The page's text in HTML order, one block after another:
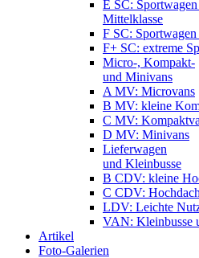
E SC:
Mittelklasse
F SC:
F+ SC: extreme
Micro-, Kompakt-
und Minivans
A MV: Microvans
B MV: kleine
C MV:
D MV: Minivans
Lieferwagen
und Kleinbusse
B CDV: kleine
C CDV:
LDV: Leichte
VAN: Kleinbusse
Artikel
Foto-Galerien